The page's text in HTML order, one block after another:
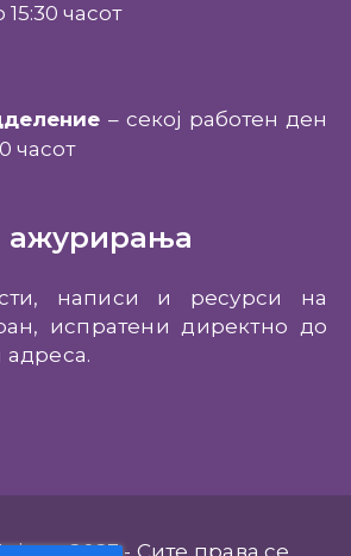
часот
– секој работен ден
часот
ажурирања
написи и ресурси на
испратени директно до
2023 - Сите права се